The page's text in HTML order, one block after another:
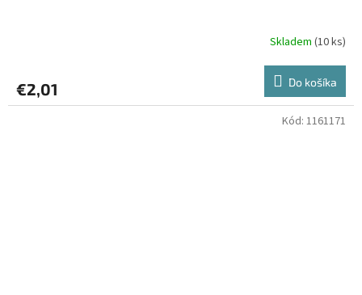
Skladem (10 ks)
€2,01 Do košíka
Kód: 1161171